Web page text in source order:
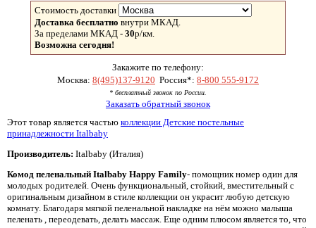
Стоимость доставки
Доставка бесплатно внутри МКАД.
За пределами МКАД - 30р/км.
Возможна сегодня!
Закажите по телефону:
Москва: 8(495)137-9120 Россия*: 8-800 555-9172
* бесплатный звонок по России.
Заказать обратный звонок
Этот товар является частью коллекции Детские постельные
принадлежности Italbaby
Производитель: Italbaby (Италия)
Комод пеленальный Italbaby Happy Family- помощник номер один для
молодых родителей. Очень функциональный, стойкий, вместительный с
оригинальным дизайном в стиле коллекции он украсит любую детскую
комнату. Благодаря мягкой пеленальной накладке на нём можно малыша
пеленать , переодевать, делать массаж. Еще одним плюсом является то, что